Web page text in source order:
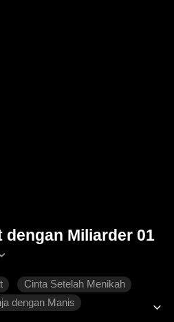
dengan Miliarder 01
Cinta Setelah Menikah
dengan Manis